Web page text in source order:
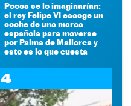
Pocos se lo imaginarían:
el rey Felipe VI escoge un
coche de una marca
española para moverse
por Palma de Mallorca y
esto es lo que cuesta
4